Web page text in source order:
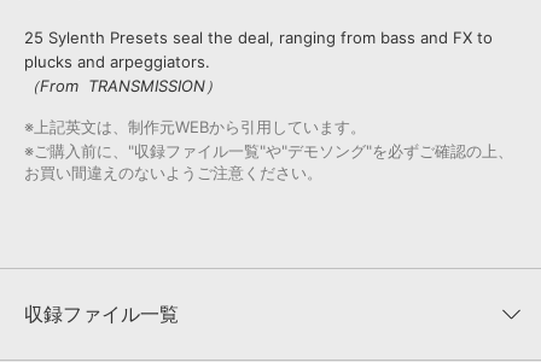
25 Sylenth Presets seal the deal, ranging from bass and FX to
plucks and arpeggiators.
（From TRANSMISSION）
※上記英文は、制作元WEBから引用しています。
※ご購入前に、"収録ファイル一覧"や"デモソング"を必ずご確認の上、
お買い間違えのないようご注意ください。
収録ファイル一覧